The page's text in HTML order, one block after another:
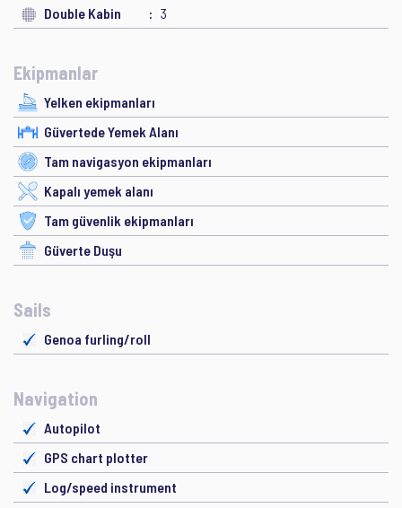
Double Kabin
3
Ekipmanlar
Yelken ekipmanları
Güvertede Yemek Alanı
Tam navigasyon ekipmanları
Kapalı yemek alanı
Tam güvenlik ekipmanları
Güverte Duşu
Sails
Genoa furling/roll
Navigation
Autopilot
GPS chart plotter
Log/speed instrument